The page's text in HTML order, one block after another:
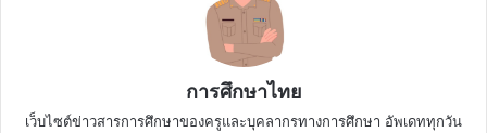
การศึกษาไทย
เว็บไซต์ข่าวสารการศึกษาของครูและบุคลากรทางการศึกษา อัพเดททุกวัน